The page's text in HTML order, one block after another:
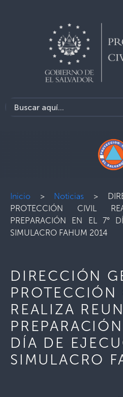
Inicio > Noticias >
PROTECCIÓN CIVIL
PREPARACIÓN EN EL 7°
SIMULACRO FAHUM 2014
DIRECCIÓN
PROTECCIÓN
REALIZA
DÍA DE
SIMULACRO